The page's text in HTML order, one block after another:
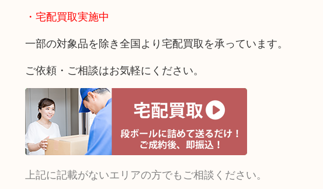
・宅配買取実施中
一部の対象品を除き全国より宅配買取を承っています。
ご依頼・ご相談はお気軽にください。
上記に記載がないエリアの方でもご相談ください。